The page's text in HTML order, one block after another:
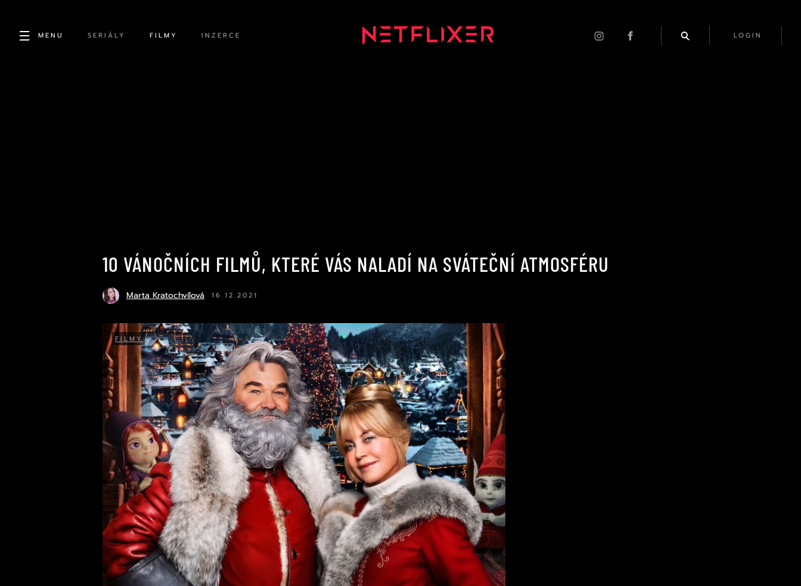
MENU SERIÁLY FILMY INZERCE LOGIN
10 VÁNOČNÍCH FILMŮ, KTERÉ VÁS NALADÍ NA SVÁTEČNÍ ATMOSFÉRU
Marta Kratochvílová 16.12.2021
FILMY